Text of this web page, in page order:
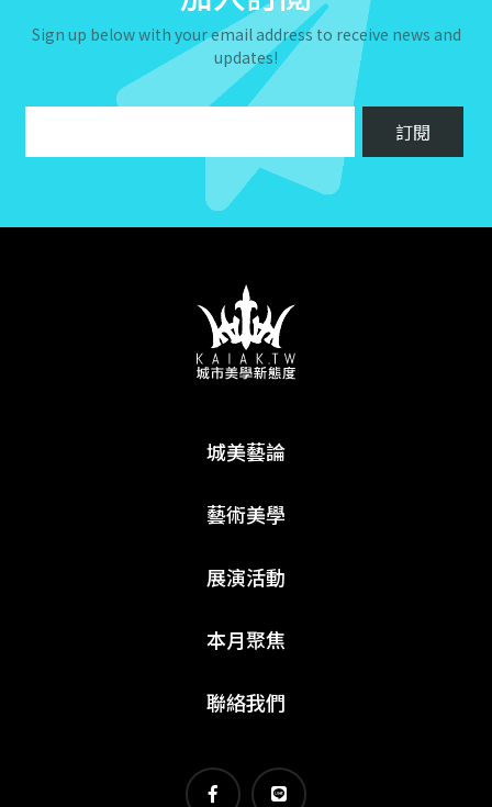
Sign up below with your email address to receive news and
updates!
城美藝論
藝術美學
展演活動
本月聚焦
聯絡我們